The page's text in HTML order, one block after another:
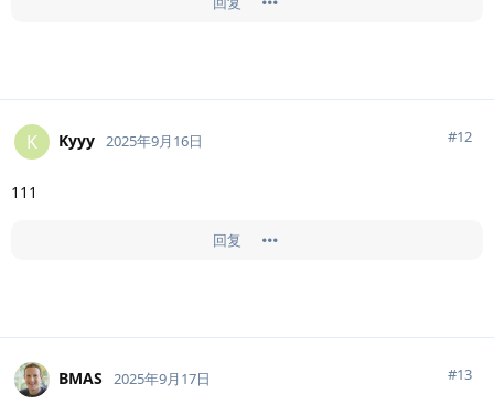
K Kyyy 2025年9月16日 #12
111
回复
BMAS 2025年9月17日 #13